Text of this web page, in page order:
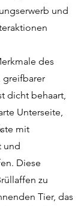
und
des
greifbarer
dicht behaart,
Unterseite,
mit
und
Diese
zu
Tier, das